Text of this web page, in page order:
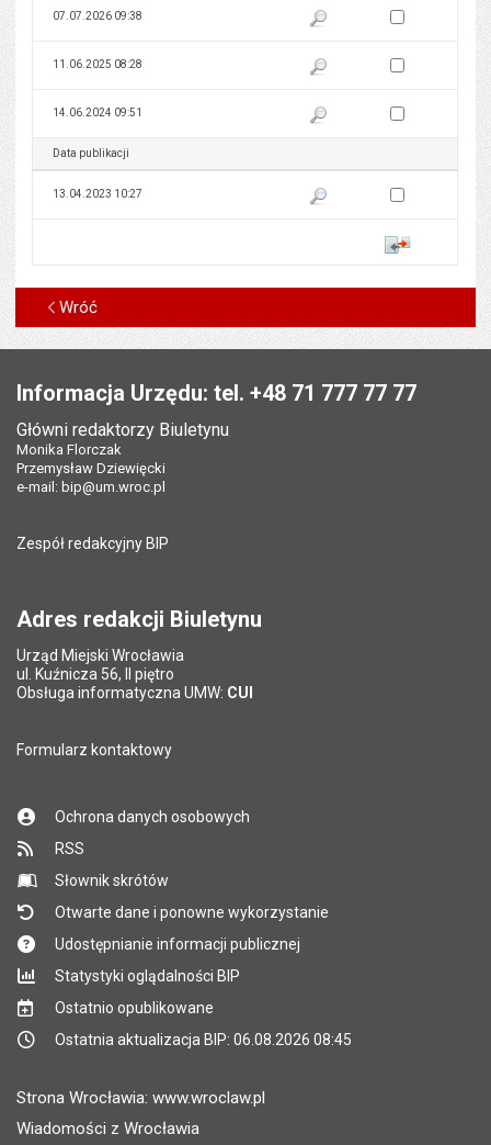
07.07.2026 09:38 Pokaż podgląd wersji z dnia
Zaznacz wersję do
11.06.2025 08:28 Pokaż podgląd wersji z dnia
Zaznacz wersję do
14.06.2024 09:51 Pokaż podgląd wersji z dnia
Zaznacz wersję do
Data publikacji
13.04.2023 10:27 Pokaż podgląd wersji z dnia
Zaznacz wersję do
Porównaj
Wróć
Informacja Urzędu: tel. +48 71 777 77 77
Główni redaktorzy Biuletynu
Monika Florczak
Przemysław Dziewięcki
e-mail: bip@um.wroc.pl
Zespół redakcyjny BIP
Adres redakcji Biuletynu
Urząd Miejski Wrocławia
ul. Kuźnicza 56, II piętro
Obsługa informatyczna UMW: CUI
Formularz kontaktowy
Ochrona danych osobowych
RSS
Słownik skrótów
Otwarte dane i ponowne wykorzystanie
Udostępnianie informacji publicznej
Statystyki oglądalności BIP
Ostatnio opublikowane
Ostatnia aktualizacja BIP: 06.08.2026 08:45
Strona Wrocławia: www.wroclaw.pl
Wiadomości z Wrocławia